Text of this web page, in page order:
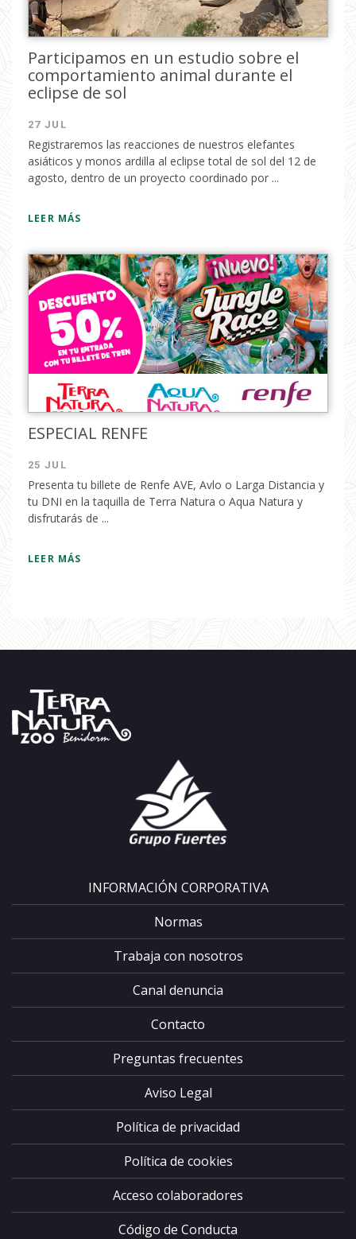
Participamos en un estudio sobre el
comportamiento animal durante el
eclipse de sol
27 JUL
Registraremos las reacciones de nuestros elefantes
asiáticos y monos ardilla al eclipse total de sol del 12 de
agosto, dentro de un proyecto coordinado por ...
LEER MÁS
ESPECIAL RENFE
25 JUL
Presenta tu billete de Renfe AVE, Avlo o Larga Distancia y
tu DNI en la taquilla de Terra Natura o Aqua Natura y
disfrutarás de ...
LEER MÁS
INFORMACIÓN CORPORATIVA
Normas
Trabaja con nosotros
Canal denuncia
Contacto
Preguntas frecuentes
Aviso Legal
Política de privacidad
Política de cookies
Acceso colaboradores
Código de Conducta